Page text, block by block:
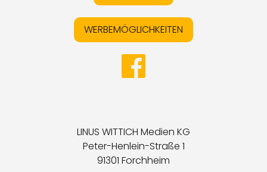
WERBEMÖGLICHKEITEN
LINUS WITTICH Medien KG
Peter-Henlein-Straße 1
91301 Forchheim